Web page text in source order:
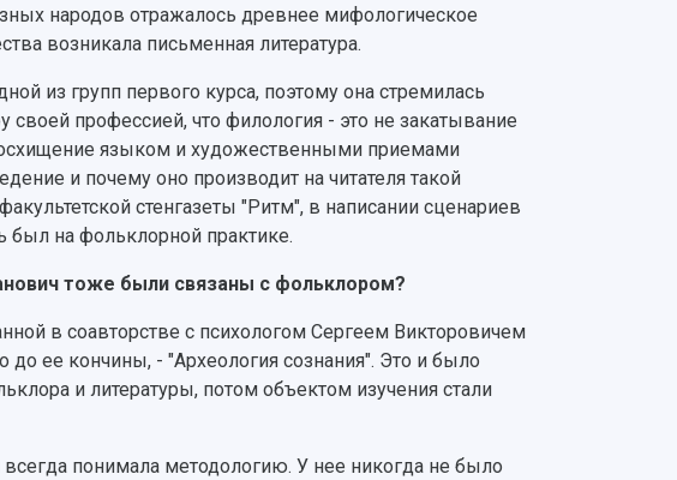
народов отражалось древнее мифологическое
возникала письменная литература.
из групп первого курса, поэтому она стремилась
профессией, что филология - это не закатывание
языком и художественными приемами
и почему оно производит на читателя такой
стенгазеты "Ритм", в написании сценариев
был на фольклорной практике.
тоже были связаны с фольклором?
в соавторстве с психологом Сергеем Викторовичем
ее кончины, - "Археология сознания". Это и было
и литературы, потом объектом изучения стали
понимала методологию. У нее никогда не было